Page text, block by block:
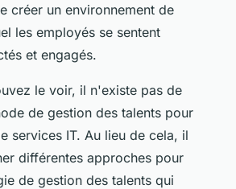
créer un environnement de
les employés se sentent
et engagés.
le voir, il n'existe pas de
de gestion des talents pour
services IT. Au lieu de cela, il
différentes approches pour
de gestion des talents qui